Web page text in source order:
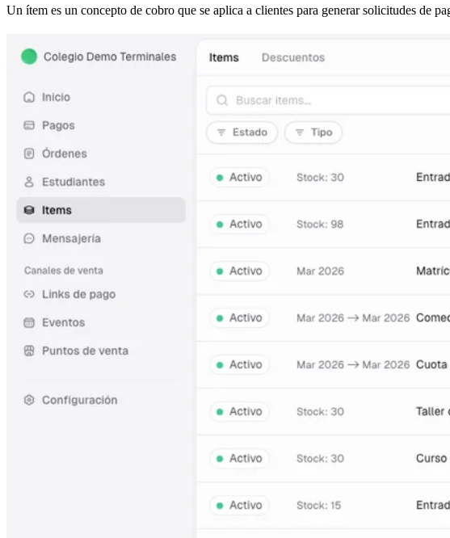
Un ítem es un concepto de cobro que se aplica a clientes para generar solicitudes de